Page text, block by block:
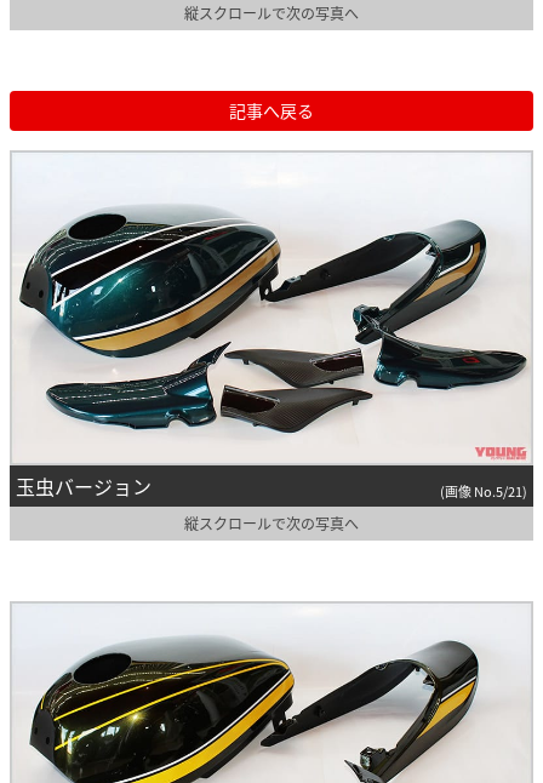
縦スクロールで次の写真へ
記事へ戻る
玉虫バージョン (画像 No.5/21)
縦スクロールで次の写真へ